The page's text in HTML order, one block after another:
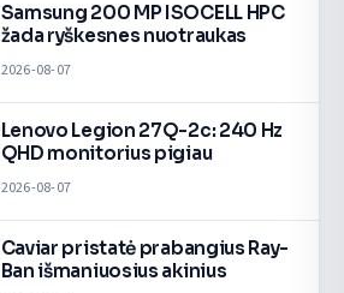
Samsung 200 MP ISOCELL HPC
žada ryškesnes nuotraukas
2026-08-07
Lenovo Legion 27Q-2c: 240 Hz
QHD monitorius pigiau
2026-08-07
Caviar pristatė prabangius Ray-
Ban išmaniuosius akinius